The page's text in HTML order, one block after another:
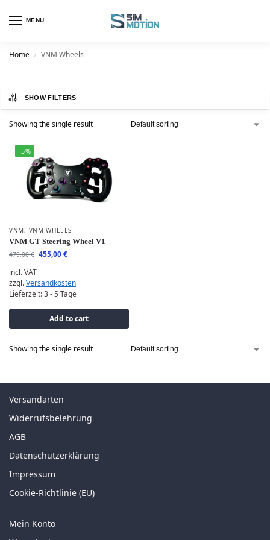
MENU
Home / VNM Wheels
SHOW FILTERS
Showing the single result
-5%
VNM, VNM WHEELS
VNM GT Steering Wheel V1
479,00€ 455,00€
incl. VAT
zzgl.Versandkosten
Lieferzeit:3 - 5 Tage
Add to cart
Showing the single result
Versandarten
Widerrufsbelehrung
AGB
Datenschutzerklärung
Impressum
Cookie-Richtlinie (EU)
Mein Konto